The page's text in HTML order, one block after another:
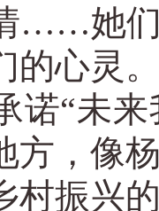
……她们
的心灵
诺“未
方，像
村振兴